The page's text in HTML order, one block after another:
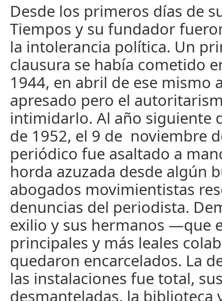
Desde los primeros días de
Tiempos y su fundador
la intolerancia política. Un
clausura se había cometido
1944, en abril de ese mismo
apresado pero el
intimidarlo. Al año siguiente
de 1952, el 9 de noviembre
periódico fue asaltado a
horda azuzada desde algún
abogados movimientistas
denuncias del periodista.
exilio y sus hermanos —que
principales y más leales
quedaron encarcelados. La
las instalaciones fue total,
desmanteladas, la biblioteca